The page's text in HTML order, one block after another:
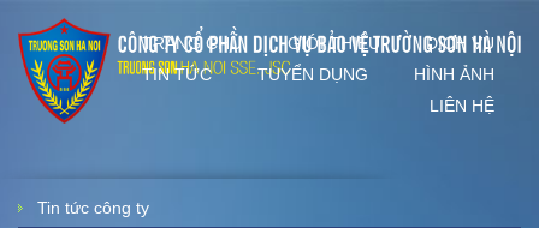
TRANG CHỦ GIỚI THIỆU
DỊCH VỤ
TIN TỨC
TUYỂN DỤNG
HÌNH ẢNH
LIÊN HỆ
Tin tức công ty